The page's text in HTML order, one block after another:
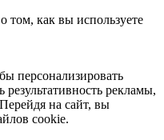
том, как вы используете
персонализировать
результативность рекламы,
на сайт, вы
cookie.